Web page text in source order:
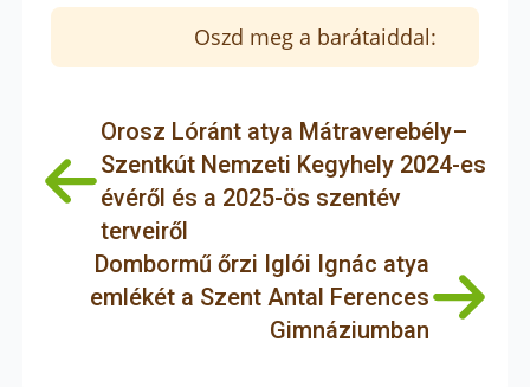
Oszd meg a barátaiddal:
Orosz Lóránt atya Mátraverebély–
Szentkút Nemzeti Kegyhely 2024-es
évéről és a 2025-ös szentév
terveiről
Dombormű őrzi Iglói Ignác atya
emlékét a Szent Antal Ferences
Gimnáziumban